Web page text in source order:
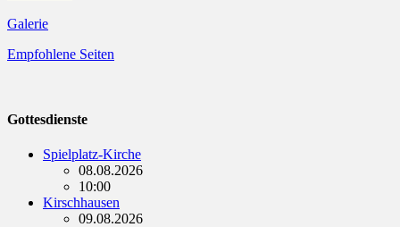
Galerie
Empfohlene Seiten
Gottesdienste
Spielplatz-Kirche
08.08.2026
10:00
Kirschhausen
09.08.2026